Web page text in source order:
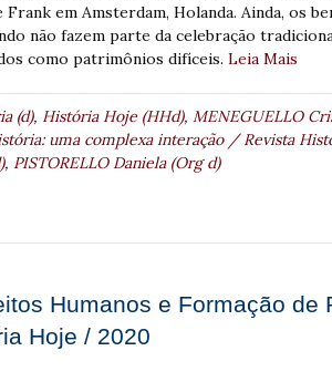
Frank em Amsterdam, Holanda. Ainda, os
não fazem parte da celebração
como patrimônios difíceis. Leia Mais
(d), História Hoje (HHd), MENEGUELLO
uma complexa interação / Revista
, PISTORELLO Daniela (Org d)
Humanos e Formação de
Hoje / 2020